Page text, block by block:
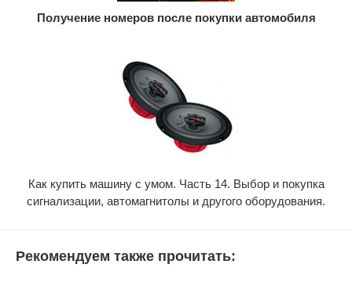
Получение номеров после покупки автомобиля
Как купить машину с умом. Часть 14. Выбор и покупка
сигнализации, автомагнитолы и другого оборудования.
Рекомендуем также прочитать: